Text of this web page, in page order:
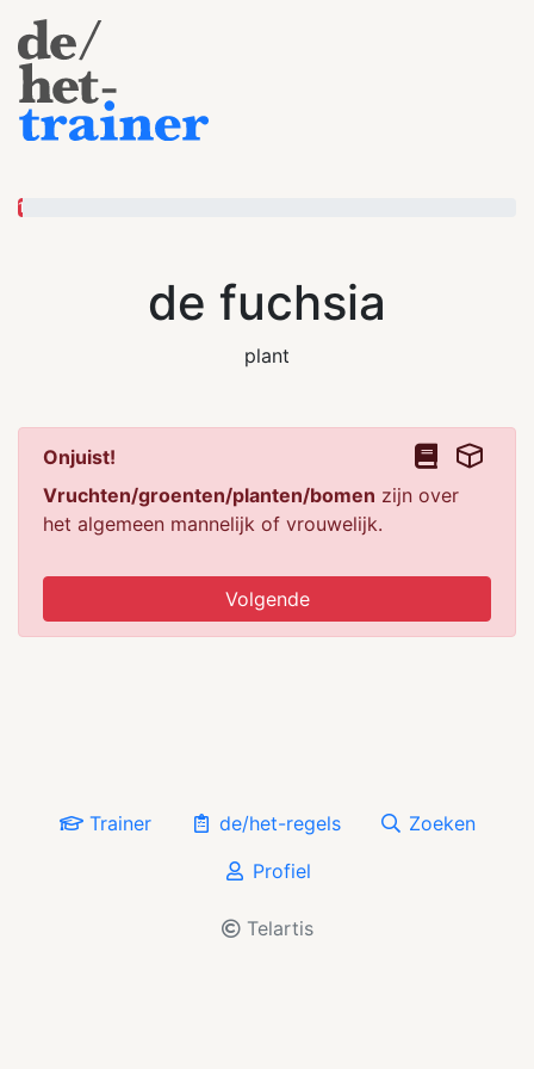
1
de fuchsia
plant
Onjuist!
Vruchten/groenten/planten/bomen zijn over
het algemeen mannelijk of vrouwelijk.
Volgende
Trainer de/het-regels
Zoeken
Profiel
Telartis